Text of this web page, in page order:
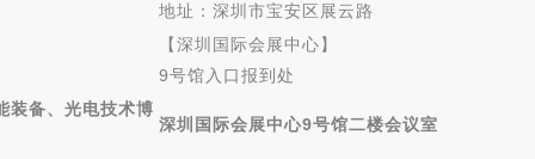
地址：深圳市宝安区展云路
【深圳国际会展中心】
9号馆入口报到处
装备、光电技术博
深圳国际会展中心9号馆二楼会议室